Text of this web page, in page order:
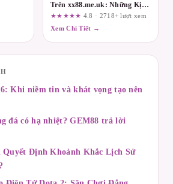
Trên xx88.me.uk: Những Kịch
Bản Có Thể Xảy Ra Sau 90
Phút
★★★★★ 4.8 · 2718+ lượt xem
Xem Chi Tiết →
Khi niềm tin và khát vọng tạo nên
đá có hạ nhiệt? GEM88 trả lời
Quyết Định Khoảnh Khắc Lịch Sử